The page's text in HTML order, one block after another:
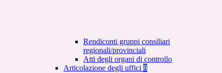
Rendiconti gruppi consiliari
regionali/provinciali
Atti degli organi di controllo
Articolazione degli uffici 8